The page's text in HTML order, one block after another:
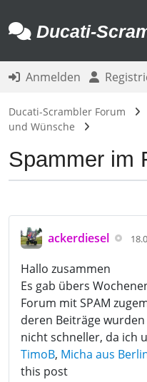
Ducati-
Anmelden
Ducati-Scrambler Forum
und Wünsche
Spammer im
ackerdiesel
Hallo zusammen
Es gab übers
Forum mit SPAM
deren Beiträge
nicht schneller, da ich
TimoB, Micha aus
this post